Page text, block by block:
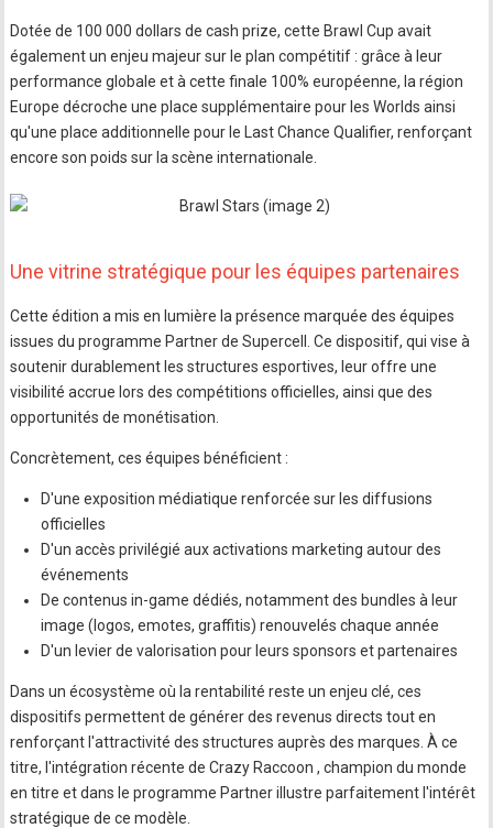
Dotée de 100 000 dollars de cash prize, cette Brawl Cup avait
également un enjeu majeur sur le plan compétitif : grâce à leur
performance globale et à cette finale 100% européenne, la région
Europe décroche une place supplémentaire pour les Worlds ainsi
qu'une place additionnelle pour le Last Chance Qualifier, renforçant
encore son poids sur la scène internationale.
Une vitrine stratégique pour les équipes partenaires
Cette édition a mis en lumière la présence marquée des équipes
issues du programme Partner de Supercell. Ce dispositif, qui vise à
soutenir durablement les structures esportives, leur offre une
visibilité accrue lors des compétitions officielles, ainsi que des
opportunités de monétisation.
Concrètement, ces équipes bénéficient :
D'une exposition médiatique renforcée sur les diffusions
officielles
D'un accès privilégié aux activations marketing autour des
événements
De contenus in-game dédiés, notamment des bundles à leur
image (logos, emotes, graffitis) renouvelés chaque année
D'un levier de valorisation pour leurs sponsors et partenaires
Dans un écosystème où la rentabilité reste un enjeu clé, ces
dispositifs permettent de générer des revenus directs tout en
renforçant l'attractivité des structures auprès des marques. À ce
titre, l'intégration récente de Crazy Raccoon , champion du monde
en titre et dans le programme Partner illustre parfaitement l'intérêt
stratégique de ce modèle.